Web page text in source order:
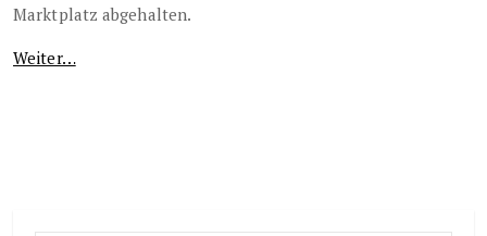
Marktplatz abgehalten.
Weiter…